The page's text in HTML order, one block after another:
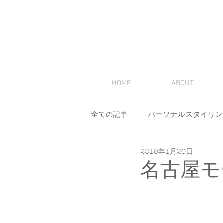
HOME ABOUT
全ての記事 パーソナルスタイリ
スタイリング セミナー
名古屋
2019年1月20日